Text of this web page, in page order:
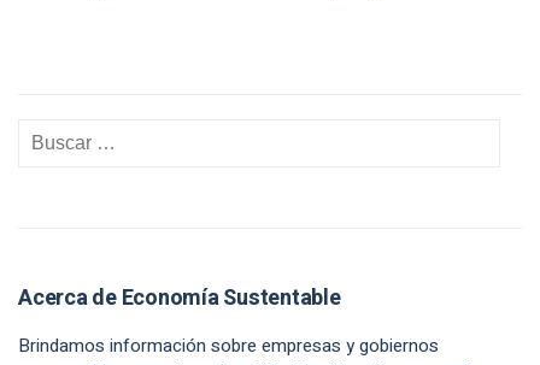
Acerca de Economía Sustentable
Brindamos información sobre empresas y gobiernos